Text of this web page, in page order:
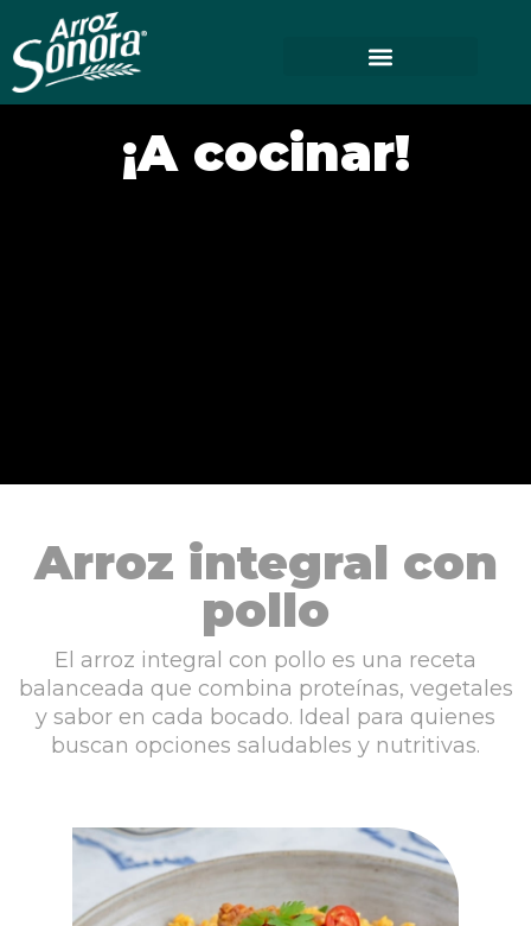
¡A cocinar!
Arroz integral con
pollo
El arroz integral con pollo es una receta
balanceada que combina proteínas, vegetales
y sabor en cada bocado. Ideal para quienes
buscan opciones saludables y nutritivas.